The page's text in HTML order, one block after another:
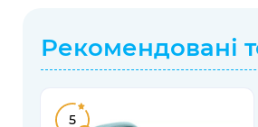
Рекомендовані
5